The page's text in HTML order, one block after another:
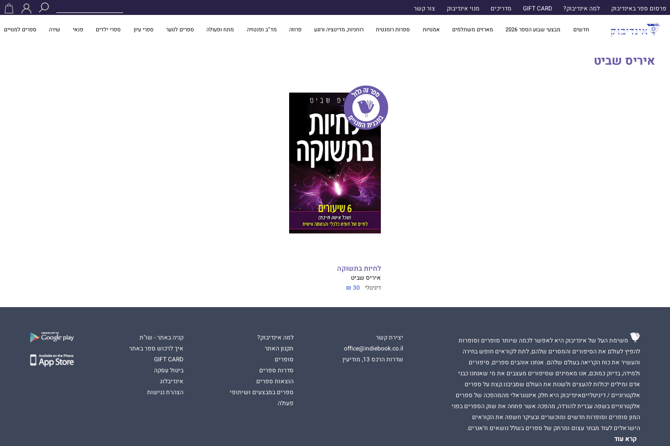
פרסום ספר באינדיבוק למה אינדיבוק? GIFT CARD מדריכים מנוי אינדיבוק צור קשר
חדשים מבצעי שבוע הספר 2026 מארזים משתלמים אמנויות ספרות רומנטית רוחניות, מדיטציה ורוגע פרוזה מד"ב ופנטזיה מתח ופעולה ספרים לנוער ספרי עיון ספרי ילדים פנאי שירה ספרים למנויים
איריס שביט
לחיות בתשוקה
איריס שביט
דיגיטלי 30 ₪
משימת העל של אינדיבוק היא לאפשר לכמה שיותר סופרים וסופרות
להפיץ לעולם את הסיפורים והמסרים שלהם, לתת לקוראים חופש בחירה
והעשיר את כוח הקריאה בעולם שלהם. אנחנו אוהבים ספרים, סיפורים
ולמידה, בדיוק כמוכם, אנו מאמינים שסיפורים מעצבים את מי שאנחנו כבני
אדם ומילים יכולות להעצים ולשנות את העולם שסביבנו.קצת על ספרים
אלקטרוניים / דיגיטלייםאינדיבוק היא חלק אינטגראלי מהמהפכה של ספרים
אלקטרוניים בשפה עברית להורדה, מהפכה אשר פתחה את שוק הספרים בפני
המון סופרים וסופרות חדשים ומוכשרים ובעיקר חשפה את הקוראים
הישראלים לעוד מבחר עצום ומרתק של ספרים בשלל נושאים וז'אנרים.
קרא עוד
יצירת קשר
office@indiebook.co.il
שדרות הרכס 13, מודיעין
למה אינדיבוק?
תקנון האתר
סופרים
סדרות ספרים
הוצאות ספרים
ספרים במבצעים ושיתופי
פעולה
קניה באתר - שו"ת
איך לרכוש ספר באתר
GIFT CARD
ביטול עסקה
אינדיבלוג
הצהרת נגישות